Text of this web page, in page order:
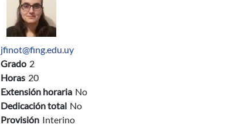
jfinot@fing.edu.uy
Grado 2
Horas 20
Extensión horaria No
Dedicación total No
Provisión Interino